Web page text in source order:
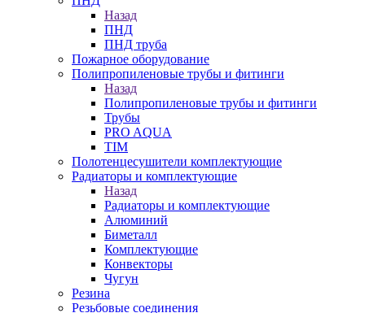
Назад
ПНД
ПНД труба
Пожарное оборудование
Полипропиленовые трубы и фитинги
Назад
Полипропиленовые трубы и фитинги
Трубы
PRO AQUA
TIM
Полотенцесушители комплектующие
Радиаторы и комплектующие
Назад
Радиаторы и комплектующие
Алюминий
Биметалл
Комплектующие
Конвекторы
Чугун
Резина
Резьбовые соединения